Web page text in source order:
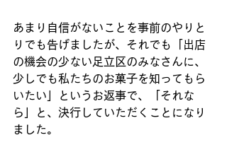
あまり自信がないことを事前のやりと
りでも告げましたが、それでも「出店
の機会の少ない足立区のみなさんに、
少しでも私たちのお菓子を知ってもら
いたい」というお返事で、「それな
ら」と、決行していただくことになり
ました。